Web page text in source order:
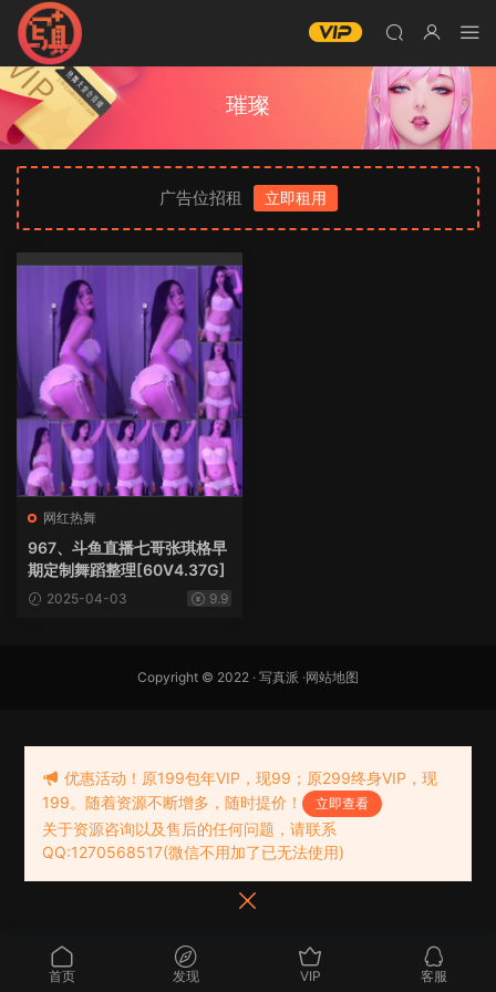
璀璨
广告位招租 立即租用
网红热舞
967、斗鱼直播七哥张琪格早
期定制舞蹈整理[60V4.37G]
2025-04-03 9.9
Copyright © 2022 · 写真派 ·网站地图
首页 发现 VIP 客服
优惠活动！原199包年VIP，现99；原299终身VIP，现
199。随着资源不断增多，随时提价！
立即查看
关于资源咨询以及售后的任何问题，请联系
QQ:1270568517(微信不用加了已无法使用)